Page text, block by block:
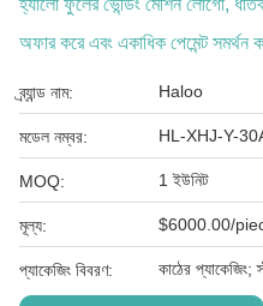
হ্যালো ফুলের ভেন্ডিং মেশিন লোগো,
অফার করে এবং একাধিক পেমেন্ট সমর্থন
ব্র্যান্ড নাম: Haloo
মডেল নম্বর: HL-XHJ-Y-
MOQ: 1 ইউনিট
মূল্য: $6000.00/
প্যাকেজিং বিবরণ: কাঠের প্যাকেজিং;